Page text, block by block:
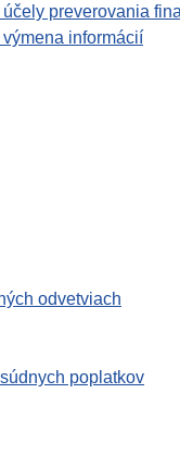
preverovania
informácií
odvetviach
poplatkov